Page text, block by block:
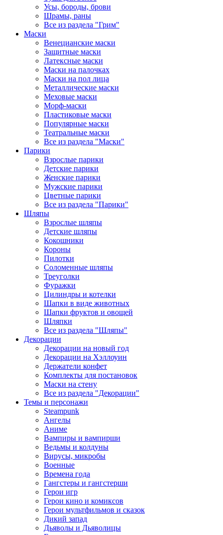
Усы, бороды, брови
Шрамы, раны
Все из раздела "Грим"
Маски
Венецианские маски
Защитные маски
Латексные маски
Маски на палочках
Маски на пол лица
Металлические маски
Меховые маски
Морф-маски
Пластиковые маски
Популярные маски
Театральные маски
Все из раздела "Маски"
Парики
Взрослые парики
Детские парики
Женские парики
Мужские парики
Цветные парики
Все из раздела "Парики"
Шляпы
Взрослые шляпы
Детские шляпы
Кокошники
Короны
Пилотки
Соломенные шляпы
Треуголки
Фуражки
Цилиндры и котелки
Шапки в виде животных
Шапки фруктов и овощей
Шляпки
Все из раздела "Шляпы"
Декорации
Декорации на новый год
Декорации на Хэллоуин
Держатели конфет
Комплекты для постановок
Маски на стену
Все из раздела "Декорации"
Темы и персонажи
Steampunk
Ангелы
Аниме
Вампиры и вампирши
Ведьмы и колдуны
Вирусы, микробы
Военные
Времена года
Гангстеры и гангстерши
Герои игр
Герои кино и комиксов
Герои мультфильмов и сказок
Дикий запад
Дьяволы и Дьяволицы